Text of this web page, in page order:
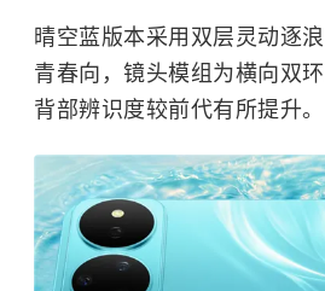
晴空蓝版本采用双层灵动逐
青春向，镜头模组为横向双
背部辨识度较前代有所提升。